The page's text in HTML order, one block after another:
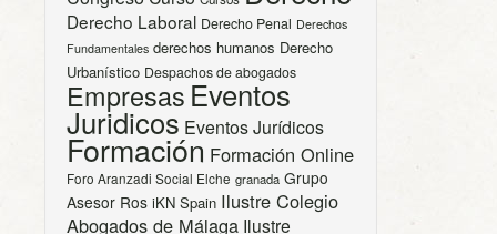
Derecho Laboral Derecho Penal Derechos
Fundamentales derechos humanos Derecho
Urbanístico Despachos de abogados
Empresas Eventos
Juridicos Eventos Jurídicos
Formación Formación Online
Foro Aranzadi Social Elche granada Grupo
Asesor Ros iKN Spain Ilustre Colegio
Abogados de Málaga Ilustre